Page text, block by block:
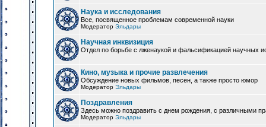
Наука и исследования
Все, посвященное проблемам современной науки
Модератор Эльдары
Научная инквизиция
Отдел по борьбе с лженаукой и фальсификацией научных
Кино, музыка и прочие развлечения
Обсуждение новых фильмов, песен, а также просто юмор
Модератор Эльдары
Поздравления
Здесь можно поздравить с днем рождения, с различными
Модератор Эльдары